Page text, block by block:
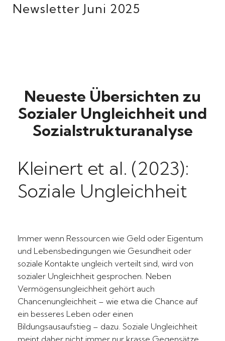
Newsletter Juni 2025
Neueste Übersichten zu
Sozialer Ungleichheit und
Sozialstrukturanalyse
Kleinert et al. (2023):
Soziale Ungleichheit
Immer wenn Ressourcen wie Geld oder Eigentum
und Lebensbedingungen wie Gesundheit oder
soziale Kontakte ungleich verteilt sind, wird von
sozialer Ungleichheit gesprochen. Neben
Vermögensungleichheit gehört auch
Chancenungleichheit – wie etwa die Chance auf
ein besseres Leben oder einen
Bildungsausaufstieg – dazu. Soziale Ungleichheit
meint daher nicht immer nur krasse Gegensätze